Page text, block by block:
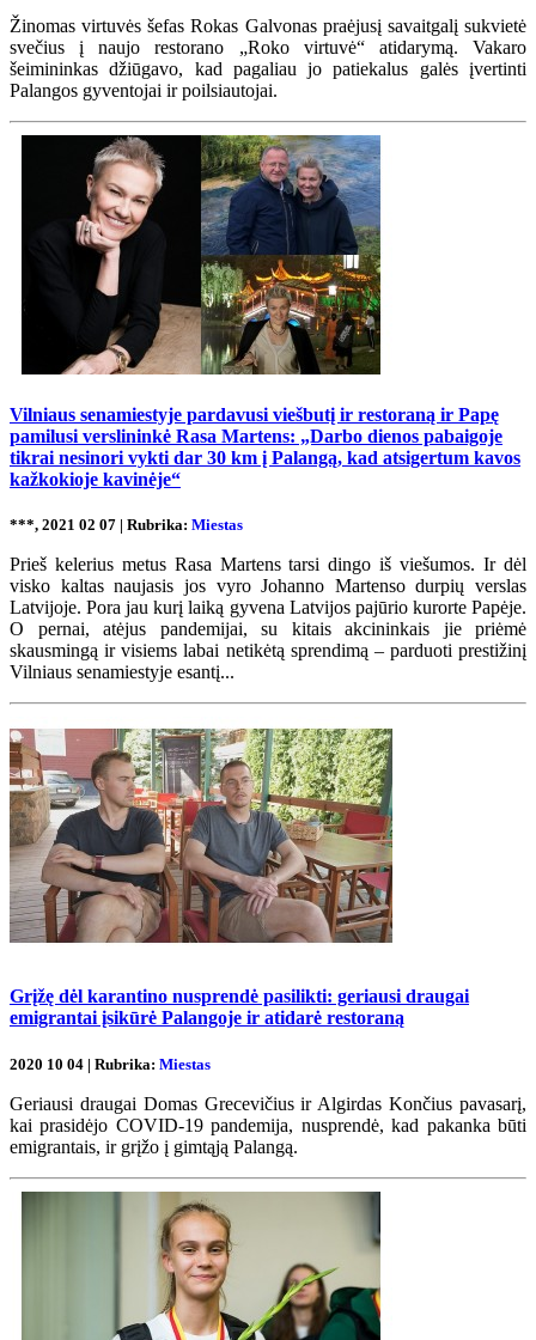
Žinomas virtuvės šefas Rokas Galvonas praėjusį savaitgalį sukvietė
svečius į naujo restorano „Roko virtuvė“ atidarymą. Vakaro
šeimininkas džiūgavo, kad pagaliau jo patiekalus galės įvertinti
Palangos gyventojai ir poilsiautojai.
Vilniaus senamiestyje pardavusi viešbutį ir restoraną ir Papę
pamilusi verslininkė Rasa Martens: „Darbo dienos pabaigoje
tikrai nesinori vykti dar 30 km į Palangą, kad atsigertum kavos
kažkokioje kavinėje“
***, 2021 02 07 | Rubrika: Miestas
Prieš kelerius metus Rasa Martens tarsi dingo iš viešumos. Ir dėl
visko kaltas naujasis jos vyro Johanno Martenso durpių verslas
Latvijoje. Pora jau kurį laiką gyvena Latvijos pajūrio kurorte Papėje.
O pernai, atėjus pandemijai, su kitais akcininkais jie priėmė
skausmingą ir visiems labai netikėtą sprendimą – parduoti prestižinį
Vilniaus senamiestyje esantį...
Grįžę dėl karantino nusprendė pasilikti: geriausi draugai
emigrantai įsikūrė Palangoje ir atidarė restoraną
2020 10 04 | Rubrika: Miestas
Geriausi draugai Domas Grecevičius ir Algirdas Končius pavasarį,
kai prasidėjo COVID-19 pandemija, nusprendė, kad pakanka būti
emigrantais, ir grįžo į gimtąją Palangą.